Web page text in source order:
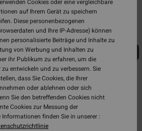
Cookies oder eine vergleichbare
auf Ihrem Gerät zu speichern
Diese personenbezogenen
und Ihre IP-Adresse) können
personalisierte Beiträge und Inhalte zu
von Werbung und Inhalten zu
ihr Publikum zu erfahren, um die
entwickeln und zu verbessern. Sie
dass Sie Cookies, die Ihrer
oder ablehnen oder sich
Sie den betreffenden Cookies nicht
Cookies zur Messung der
Informationen finden Sie in unserer :